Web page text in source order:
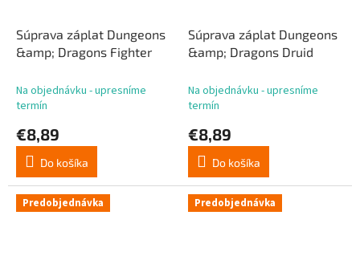
Súprava záplat Dungeons
&amp; Dragons Fighter
Na objednávku - upresníme
termín
€8,89
Do košíka
Súprava záplat Dungeons
&amp; Dragons Druid
Na objednávku - upresníme
termín
€8,89
Do košíka
Predobjednávka Predobjednávka